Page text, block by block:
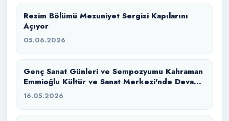
Resim Bölümü Mezuniyet Sergisi Kapılarını
Açıyor
05.06.2026
Genç Sanat Günleri ve Sempozyumu Kahraman
Emmioğlu Kültür ve Sanat Merkezi'nde Devam
Ediyor
16.05.2026